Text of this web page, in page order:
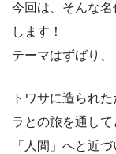
今回は、そんな
します！
テーマはずばり、
トワサに造られ
ラとの旅を通して
「人間」へと近